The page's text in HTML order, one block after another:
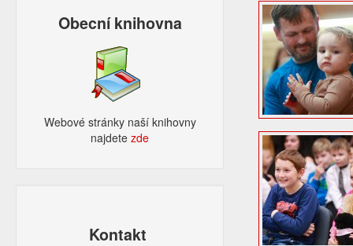
Obecní knihovna
Webové stránky naší knihovny
najdetezde​
Kontakt